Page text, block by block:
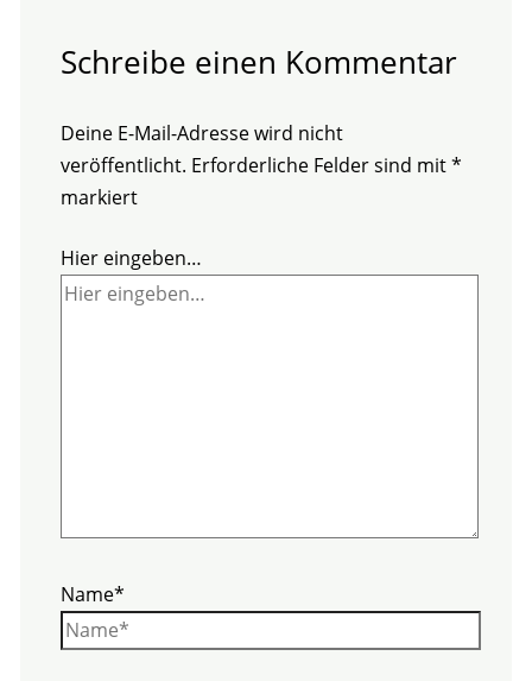
Schreibe einen Kommentar
Deine E-Mail-Adresse wird nicht
veröffentlicht. Erforderliche Felder sind mit*
markiert
Hier eingeben…
Name*